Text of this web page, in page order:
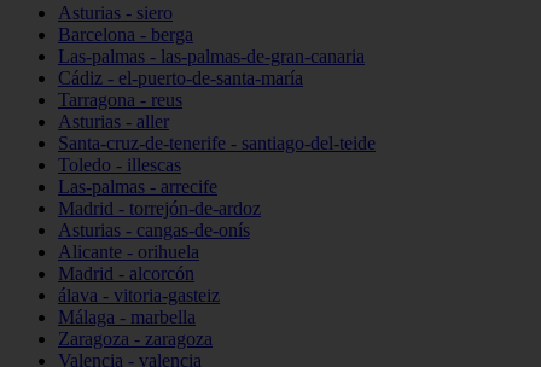
Asturias - siero
Barcelona - berga
Las-palmas - las-palmas-de-gran-canaria
Cádiz - el-puerto-de-santa-maría
Tarragona - reus
Asturias - aller
Santa-cruz-de-tenerife - santiago-del-teide
Toledo - illescas
Las-palmas - arrecife
Madrid - torrejón-de-ardoz
Asturias - cangas-de-onís
Alicante - orihuela
Madrid - alcorcón
álava - vitoria-gasteiz
Málaga - marbella
Zaragoza - zaragoza
Valencia - valencia